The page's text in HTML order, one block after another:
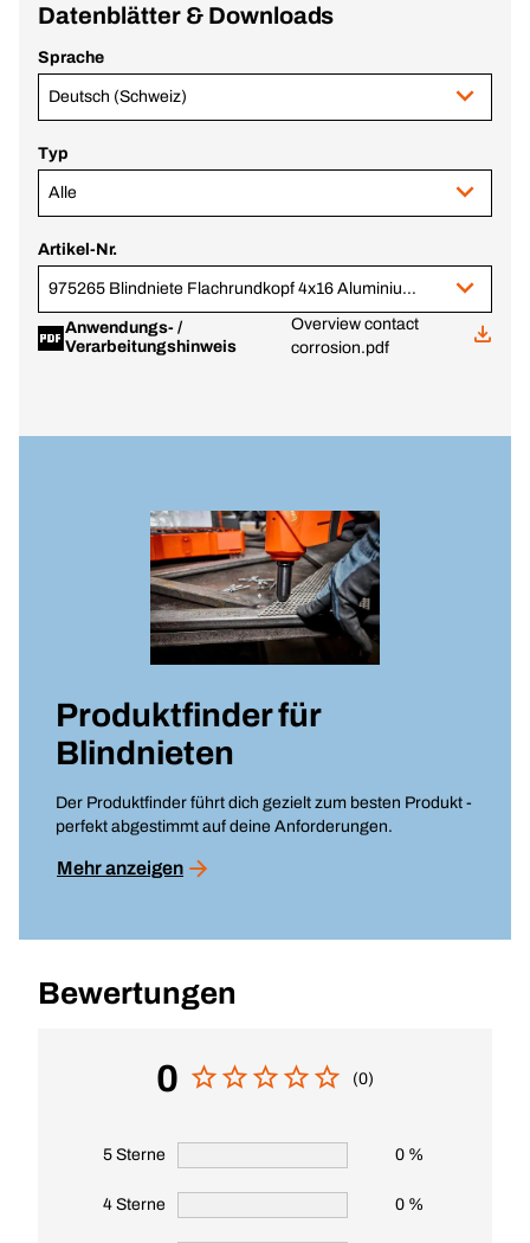
Datenblätter & Downloads
Sprache
Deutsch (Schweiz)
Typ
Alle
Artikel-Nr.
975265 Blindniete Flachrundkopf 4x16 Aluminium/Stahl weiss
Anwendungs- /
Verarbeitungshinweis
Overview contact
corrosion.pdf
Produktfinder für
Blindnieten
Der Produktfinder führt dich gezielt zum besten Produkt -
perfekt abgestimmt auf deine Anforderungen.
Mehr anzeigen
Bewertungen
0 (0)
5 Sterne 0 %
4 Sterne 0 %